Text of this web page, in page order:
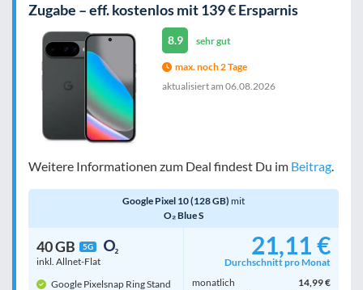
Zugabe – eff. kostenlos mit 139 € Ersparnis
8.9 sehr gut
max. noch 2 Tage
aktualisiert am 06.08.2026
Weitere Informationen zum Deal findest Du im Beitrag.
Google Pixel 10 (128 GB) mit
O₂ Blue S
40 GB 5G
inkl. Allnet-Flat
Google Pixelsnap Ring Stand
21,11 €
Durchschnitt pro Monat
monatlich
14,99 €